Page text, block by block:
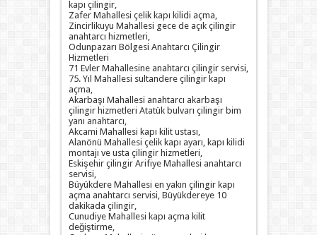
kapı çilingir,
Zafer Mahallesi çelik kapı kilidi açma,
Zincirlikuyu Mahallesi gece de açık çilingir
anahtarcı hizmetleri,
Odunpazarı Bölgesi Anahtarcı Çilingir
Hizmetleri
71 Evler Mahallesine anahtarcı çilingir servisi,
75. Yıl Mahallesi sultandere çilingir kapı
açma,
Akarbaşı Mahallesi anahtarcı akarbaşı
çilingir hizmetleri Atatük bulvarı çilingir bim
yanı anahtarcı,
Akcami Mahallesi kapı kilit ustası,
Alanönü Mahallesi çelik kapı ayarı, kapı kilidi
montajı ve usta çilingir hizmetleri,
Eskişehir çilingir Arifiye Mahallesi anahtarcı
servisi,
Büyükdere Mahallesi en yakın çilingir kapı
açma anahtarcı servisi, Büyükdereye 10
dakikada çilingir,
Cunudiye Mahallesi kapı açma kilit
değiştirme,